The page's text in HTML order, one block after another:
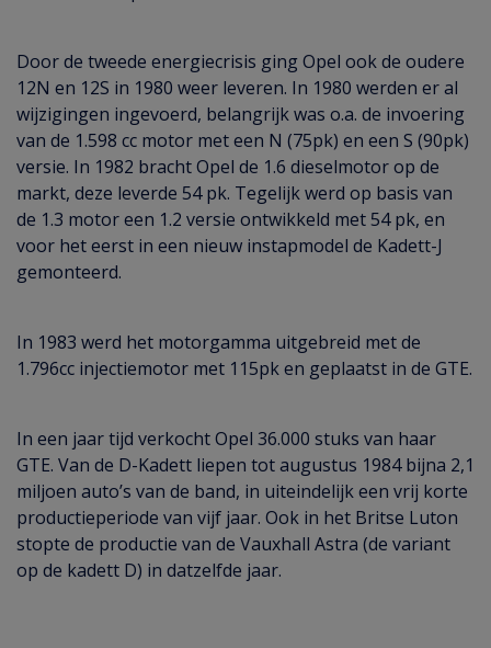
Door de tweede energiecrisis ging Opel ook de oudere
12N en 12S in 1980 weer leveren. In 1980 werden er al
wijzigingen ingevoerd, belangrijk was o.a. de invoering
van de 1.598 cc motor met een N (75pk) en een S (90pk)
versie. In 1982 bracht Opel de 1.6 dieselmotor op de
markt, deze leverde 54 pk. Tegelijk werd op basis van
de 1.3 motor een 1.2 versie ontwikkeld met 54 pk, en
voor het eerst in een nieuw instapmodel de Kadett-J
gemonteerd.
In 1983 werd het motorgamma uitgebreid met de
1.796cc injectiemotor met 115pk en geplaatst in de GTE.
In een jaar tijd verkocht Opel 36.000 stuks van haar
GTE. Van de D-Kadett liepen tot augustus 1984 bijna 2,1
miljoen auto’s van de band, in uiteindelijk een vrij korte
productieperiode van vijf jaar. Ook in het Britse Luton
stopte de productie van de Vauxhall Astra (de variant
op de kadett D) in datzelfde jaar.